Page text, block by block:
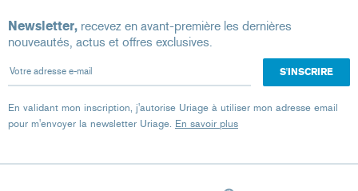
Newsletter, recevez en avant-première les dernières
nouveautés, actus et offres exclusives.
Votre adresse e-mail
En validant mon inscription, j'autorise Uriage à utiliser mon adresse email
pour m'envoyer la newsletter Uriage. En savoir plus